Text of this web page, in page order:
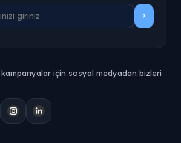
için sosyal medyadan bizleri